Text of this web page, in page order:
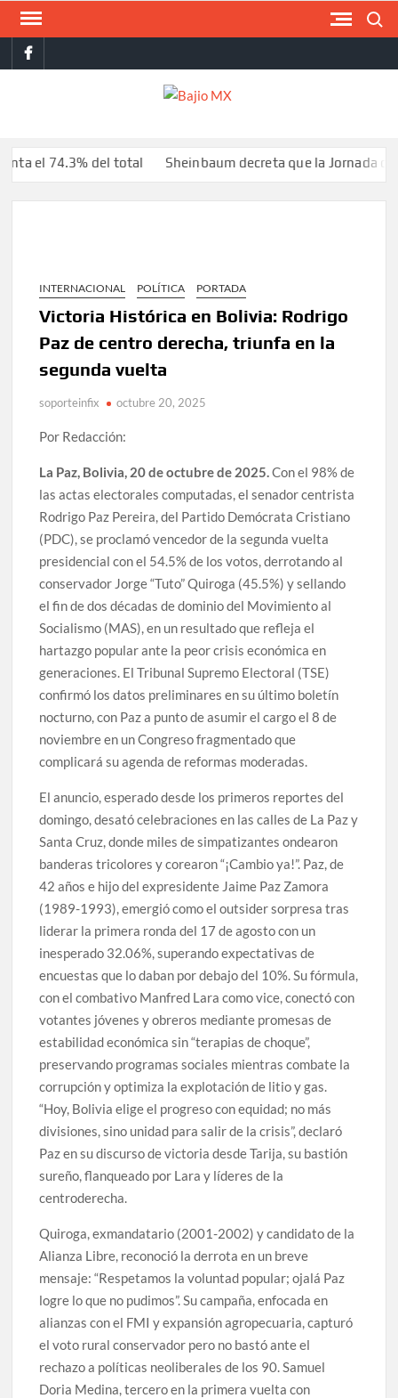
Saltar
contenidofacebook
74.3% del total Sheinbaum decreta que la Jornada de
INTERNACIONAL POLÍTICA PORTADA
Victoria Histórica en Bolivia: Rodrigo
Paz de centro derecha, triunfa en la
segunda vuelta
soporteinfix octubre 20, 2025
Por Redacción:
La Paz, Bolivia, 20 de octubre de 2025.Con el 98% de
las actas electorales computadas, el senador centrista
Rodrigo Paz Pereira, del Partido Demócrata Cristiano
(PDC), se proclamó vencedor de la segunda vuelta
presidencial con el 54.5% de los votos, derrotando al
conservador Jorge “Tuto” Quiroga (45.5%) y sellando
el fin de dos décadas de dominio del Movimiento al
Socialismo (MAS), en un resultado que refleja el
hartazgo popular ante la peor crisis económica en
generaciones. El Tribunal Supremo Electoral (TSE)
confirmó los datos preliminares en su último boletín
nocturno, con Paz a punto de asumir el cargo el 8 de
noviembre en un Congreso fragmentado que
complicará su agenda de reformas moderadas.
El anuncio, esperado desde los primeros reportes del
domingo, desató celebraciones en las calles de La Paz y
Santa Cruz, donde miles de simpatizantes ondearon
banderas tricolores y corearon “¡Cambio ya!”. Paz, de
42 años e hijo del expresidente Jaime Paz Zamora
(1989-1993), emergió como el outsider sorpresa tras
liderar la primera ronda del 17 de agosto con un
inesperado 32.06%, superando expectativas de
encuestas que lo daban por debajo del 10%. Su fórmula,
con el combativo Manfred Lara como vice, conectó con
votantes jóvenes y obreros mediante promesas de
estabilidad económica sin “terapias de choque”,
preservando programas sociales mientras combate la
corrupción y optimiza la explotación de litio y gas.
“Hoy, Bolivia elige el progreso con equidad; no más
divisiones, sino unidad para salir de la crisis”, declaró
Paz en su discurso de victoria desde Tarija, su bastión
sureño, flanqueado por Lara y líderes de la
centroderecha.
Quiroga, exmandatario (2001-2002) y candidato de la
Alianza Libre, reconoció la derrota en un breve
mensaje: “Respetamos la voluntad popular; ojalá Paz
logre lo que no pudimos”. Su campaña, enfocada en
alianzas con el FMI y expansión agropecuaria, capturó
el voto rural conservador pero no bastó ante el
rechazo a políticas neoliberales de los 90. Samuel
Doria Medina, tercero en la primera vuelta con